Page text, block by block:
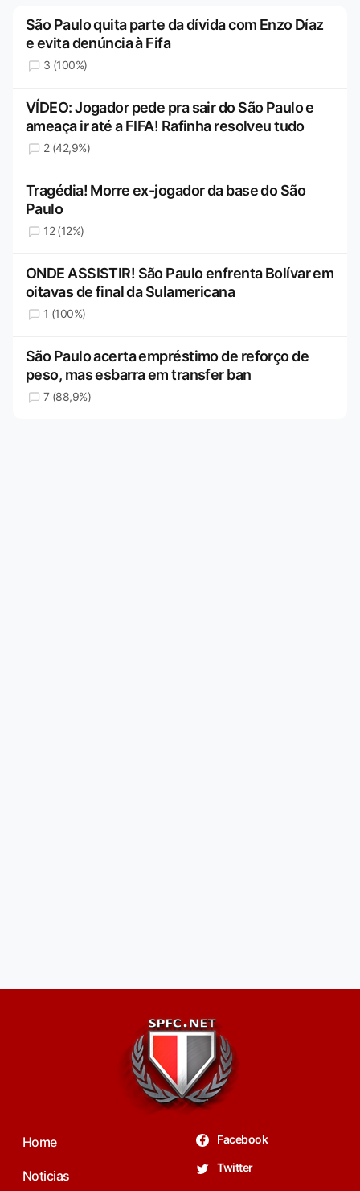
São Paulo quita parte da dívida com Enzo Díaz
e evita denúncia à Fifa
3 (100%)
VÍDEO: Jogador pede pra sair do São Paulo e
ameaça ir até a FIFA! Rafinha resolveu tudo
2 (42,9%)
Tragédia! Morre ex-jogador da base do São
Paulo
12 (12%)
ONDE ASSISTIR! São Paulo enfrenta Bolívar em
oitavas de final da Sulamericana
1 (100%)
São Paulo acerta empréstimo de reforço de
peso, mas esbarra em transfer ban
7 (88,9%)
Home
Noticias
Facebook
Twitter